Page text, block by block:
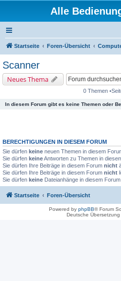
Alle
Startseite Foren-Übersicht
Scanner
Neues Thema
0 Themen
In diesem Forum gibt es keine Themen oder
BERECHTIGUNGEN IN DIESEM FORUM
Sie dürfen keine neuen Themen in diesem
Sie dürfen keineAntworten zu Themen in
Sie dürfen Ihre Beiträge in diesem Forum nicht
Sie dürfen Ihre Beiträge in diesem Forum nicht
Sie dürfen keine Dateianhänge in diesem Forum
Startseite Foren-Übersicht
Powered by phpBB® Forum
Deutsche Übersetzung